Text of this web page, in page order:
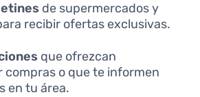
de supermercados y
recibir ofertas exclusivas.
que ofrezcan
compras o que te informen
en tu área.